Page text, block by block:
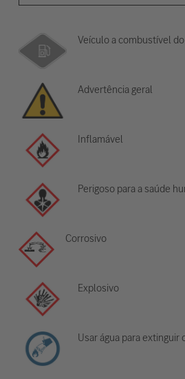
Veículo a combustível
Advertência geral
Inflamável
Perigoso para a saúde
Corrosivo
Explosivo
Usar água para extinguir